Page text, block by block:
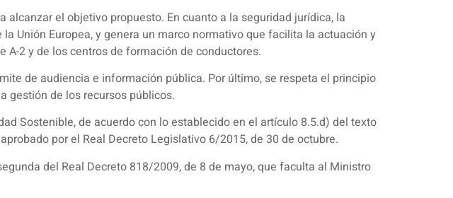
el objetivo propuesto. En cuanto a la seguridad jurídica, la
Unión Europea, y genera un marco normativo que facilita la actuación y
2 y de los centros de formación de conductores.
de audiencia e información pública. Por último, se respeta el principio
gestión de los recursos públicos.
Sostenible, de acuerdo con lo establecido en el artículo 8.5.d) del texto
por el Real Decreto Legislativo 6/2015, de 30 de octubre.
del Real Decreto 818/2009, de 8 de mayo, que faculta al Ministro